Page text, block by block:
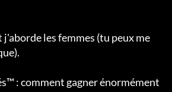
les femmes (tu peux me
: comment gagner énormément